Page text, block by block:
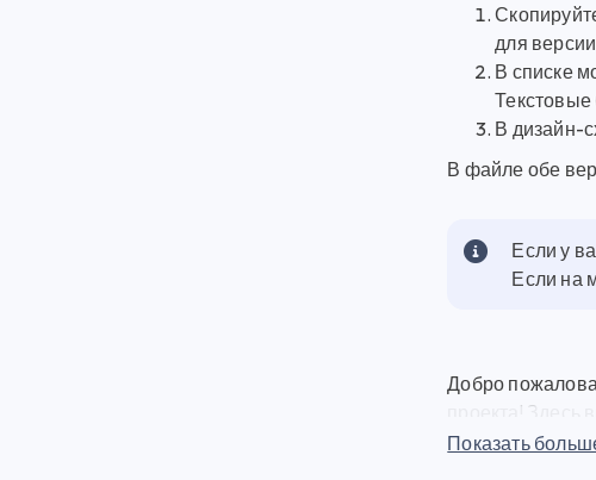
для
В списке
Текстовые
В дизайн-
В файле обе
Если у
Если на
Добро
проекта!
разработки по
Показать